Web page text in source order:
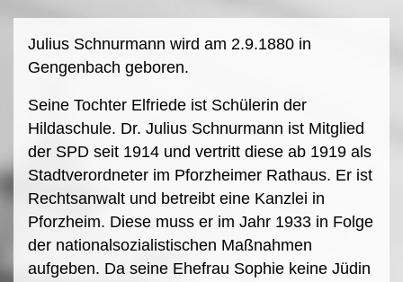
Julius Schnurmann wird am 2.9.1880 in
Gengenbach geboren.
Seine Tochter Elfriede ist Schülerin der
Hildaschule. Dr. Julius Schnurmann ist Mitglied
der SPD seit 1914 und vertritt diese ab 1919 als
Stadtverordneter im Pforzheimer Rathaus. Er ist
Rechtsanwalt und betreibt eine Kanzlei in
Pforzheim. Diese muss er im Jahr 1933 in Folge
der nationalsozialistischen Maßnahmen
aufgeben. Da seine Ehefrau Sophie keine Jüdin